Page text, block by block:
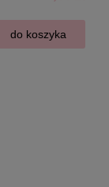
do koszyka